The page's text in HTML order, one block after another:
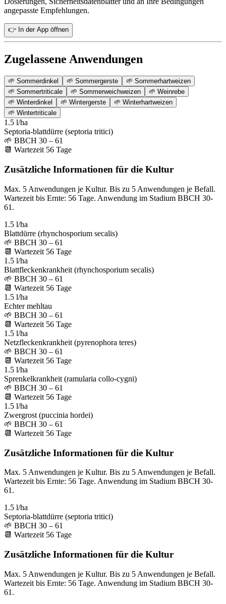
angepasste Empfehlungen.
👉 In der App öffnen
Zugelassene Anwendungen
🌱 Sommerdinkel 🌱 Sommergerste 🌱 Sommerhartweizen
🌱 Sommertriticale 🌱 Sommerweichweizen 🌱 Weinrebe
🌱 Winterdinkel 🌱 Wintergerste 🌱 Winterhartweizen
🌱 Wintertriticale
1.5 l/ha
Septoria-blattdürre (septoria tritici)
🌱 BBCH 30 – 61
📆 Wartezeit 56 Tage
Zusätzliche Informationen für die Kultur
Max. 5 Anwendungen je Kultur. Bis zu 5 Anwendungen je Befall.
Wartezeit bis Ernte: 56 Tage. Anwendung im Stadium BBCH 30-
61.
1.5 l/ha
Blattdürre (rhynchosporium secalis)
🌱 BBCH 30 – 61
📆 Wartezeit 56 Tage
1.5 l/ha
Blattfleckenkrankheit (rhynchosporium secalis)
🌱 BBCH 30 – 61
📆 Wartezeit 56 Tage
1.5 l/ha
Echter mehltau
🌱 BBCH 30 – 61
📆 Wartezeit 56 Tage
1.5 l/ha
Netzfleckenkrankheit (pyrenophora teres)
🌱 BBCH 30 – 61
📆 Wartezeit 56 Tage
1.5 l/ha
Sprenkelkrankheit (ramularia collo-cygni)
🌱 BBCH 30 – 61
📆 Wartezeit 56 Tage
1.5 l/ha
Zwergrost (puccinia hordei)
🌱 BBCH 30 – 61
📆 Wartezeit 56 Tage
Zusätzliche Informationen für die Kultur
Max. 5 Anwendungen je Kultur. Bis zu 5 Anwendungen je Befall.
Wartezeit bis Ernte: 56 Tage. Anwendung im Stadium BBCH 30-
61.
1.5 l/ha
Septoria-blattdürre (septoria tritici)
🌱 BBCH 30 – 61
📆 Wartezeit 56 Tage
Zusätzliche Informationen für die Kultur
Max. 5 Anwendungen je Kultur. Bis zu 5 Anwendungen je Befall.
Wartezeit bis Ernte: 56 Tage. Anwendung im Stadium BBCH 30-
61.